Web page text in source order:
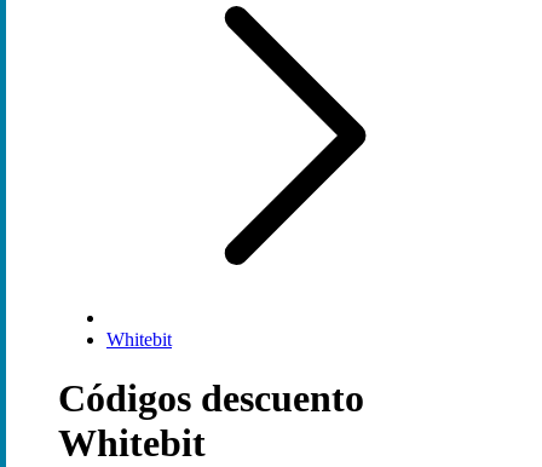
Whitebit
Códigos descuento
Whitebit